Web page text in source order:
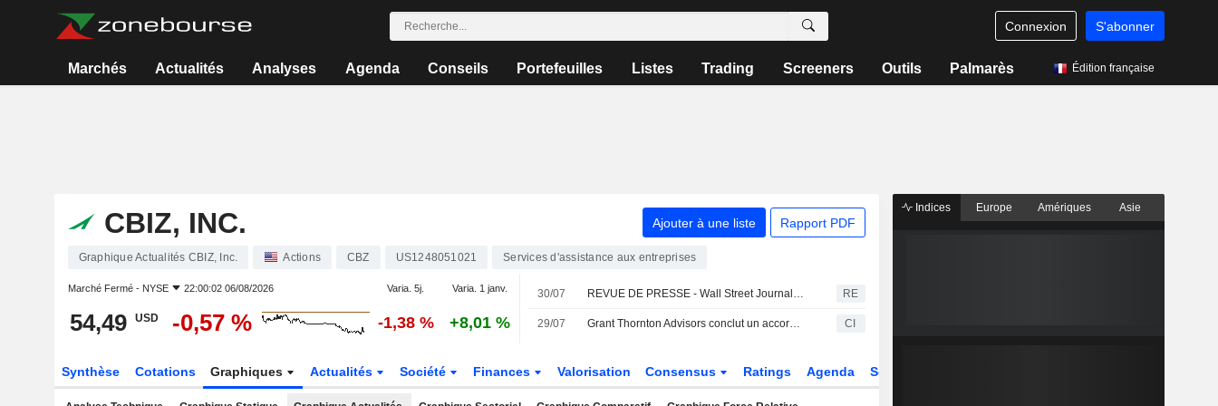
Connexion S'abonner
Marchés Actualités Analyses Agenda Conseils Portefeuilles Listes Trading Screeners Outils Palmarès Édition française
CBIZ, INC. Ajouter à une liste Rapport PDF
Graphique Actualités CBIZ, Inc. Actions CBZ US1248051021 Services d'assistance aux entreprises
Marché Fermé - NYSE 22:00:02 06/08/2026 Varia. 5j. Varia. 1 janv.
54,49 USD -0,57 % -1,38 % +8,01 %
30/07 REVUE DE PRESSE - Wall Street Journal - 30 juillet RE
29/07 Grant Thornton Advisors conclut un accord définitif pour l'acquisition de CBIZ CI
Synthèse Cotations Graphiques Actualités Société Finances Valorisation Consensus Ratings Agenda Secteur
Indices Europe Amériques Asie